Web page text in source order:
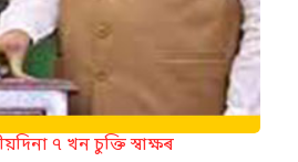
৭ খন চুক্তি স্বাক্ষৰ